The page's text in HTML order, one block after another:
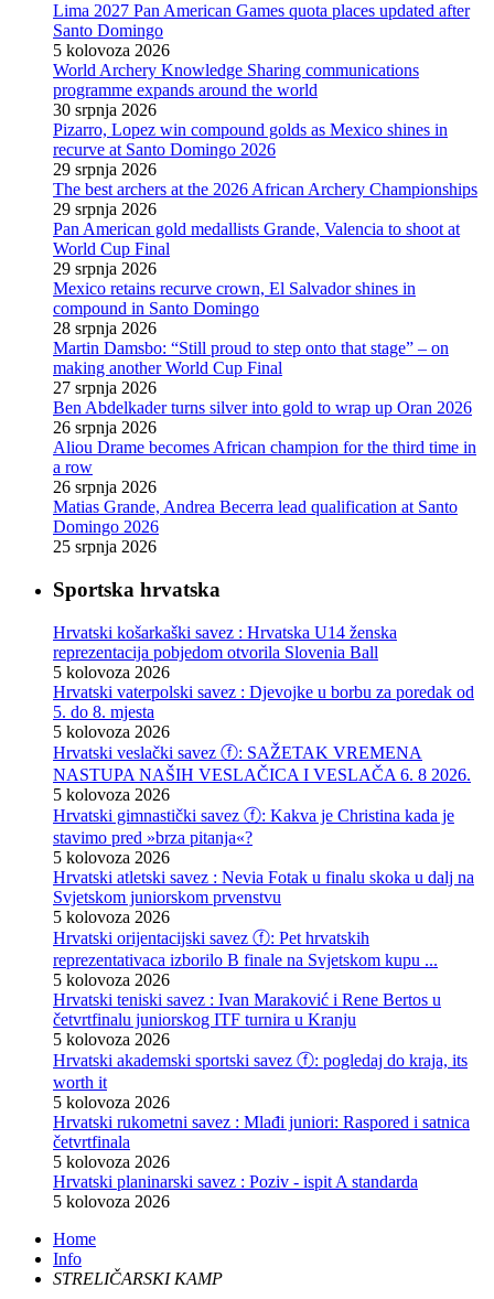
Lima 2027 Pan American Games quota places updated after
Santo Domingo
5 kolovoza 2026
World Archery Knowledge Sharing communications
programme expands around the world
30 srpnja 2026
Pizarro, Lopez win compound golds as Mexico shines in
recurve at Santo Domingo 2026
29 srpnja 2026
The best archers at the 2026 African Archery Championships
29 srpnja 2026
Pan American gold medallists Grande, Valencia to shoot at
World Cup Final
29 srpnja 2026
Mexico retains recurve crown, El Salvador shines in
compound in Santo Domingo
28 srpnja 2026
Martin Damsbo: “Still proud to step onto that stage” – on
making another World Cup Final
27 srpnja 2026
Ben Abdelkader turns silver into gold to wrap up Oran 2026
26 srpnja 2026
Aliou Drame becomes African champion for the third time in
a row
26 srpnja 2026
Matias Grande, Andrea Becerra lead qualification at Santo
Domingo 2026
25 srpnja 2026
Sportska hrvatska
Hrvatski košarkaški savez : Hrvatska U14 ženska
reprezentacija pobjedom otvorila Slovenia Ball
5 kolovoza 2026
Hrvatski vaterpolski savez : Djevojke u borbu za poredak od
5. do 8. mjesta
5 kolovoza 2026
Hrvatski veslački savez ⓕ: SAŽETAK VREMENA
NASTUPA NAŠIH VESLAČICA I VESLAČA 6. 8 2026.
5 kolovoza 2026
Hrvatski gimnastički savez ⓕ: Kakva je Christina kada je
stavimo pred »brza pitanja«?
5 kolovoza 2026
Hrvatski atletski savez : Nevia Fotak u finalu skoka u dalj na
Svjetskom juniorskom prvenstvu
5 kolovoza 2026
Hrvatski orijentacijski savez ⓕ: Pet hrvatskih
reprezentativaca izborilo B finale na Svjetskom kupu ...
5 kolovoza 2026
Hrvatski teniski savez : Ivan Maraković i Rene Bertos u
četvrtfinalu juniorskog ITF turnira u Kranju
5 kolovoza 2026
Hrvatski akademski sportski savez ⓕ: pogledaj do kraja, its
worth it
5 kolovoza 2026
Hrvatski rukometni savez : Mlađi juniori: Raspored i satnica
četvrtfinala
5 kolovoza 2026
Hrvatski planinarski savez : Poziv - ispit A standarda
5 kolovoza 2026
Home
Info
STRELIČARSKI KAMP